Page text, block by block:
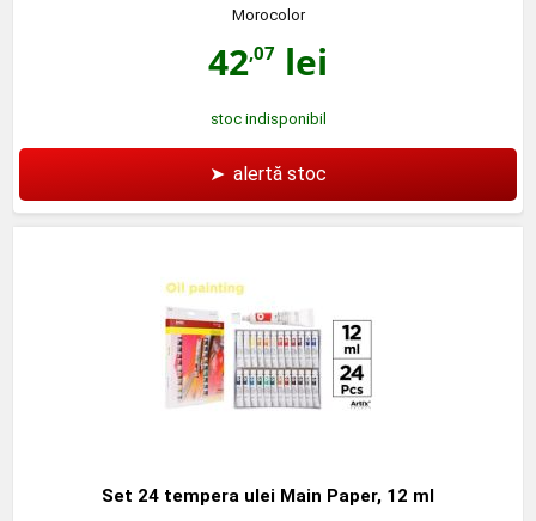
Morocolor
42,07 lei
stoc indisponibil
➤ alertă stoc
Set 24 tempera ulei Main Paper, 12 ml